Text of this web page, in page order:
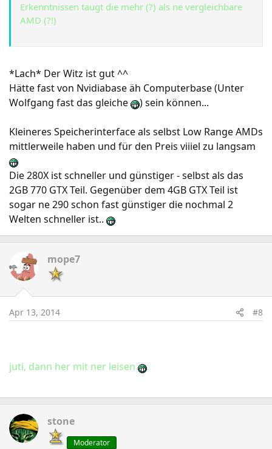
Erkenntnissen taugt die mehr (?) als ne vergleichbare
AMD (?!)
*Lach* Der Witz ist gut ^^
Hätte fast von Nvidiabase äh Computerbase (Unter
Wolfgang fast das gleiche
) sein können...
Kleineres Speicherinterface als selbst Low Range AMDs
mittlerweile haben und für den Preis viiiel zu langsam
Die 280X ist schneller und günstiger - selbst als das
2GB 770 GTX Teil. Gegenüber dem 4GB GTX Teil ist
sogar ne 290 schon fast günstiger die nochmal 2
Welten schneller ist..
mope7
Apr 13, 2014 #8
juti, dann her mit ner leisen
stone
Moderator